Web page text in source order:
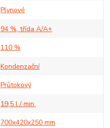
Plynové
94 %, třída A/A+
110 %
Kondenzační
Průtokový
19,5 l / min.
700x420x250 mm